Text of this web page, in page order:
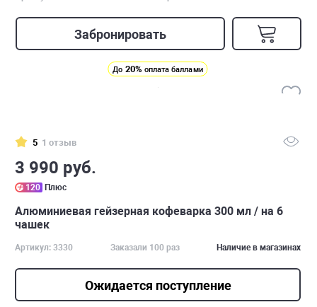
Забронировать
До 20% оплата баллами
5 1 отзыв
3 990 руб.
120 Плюс
Алюминиевая гейзерная кофеварка 300 мл / на 6
чашек
Артикул: 3330 Заказали 100 раз Наличие в магазинах
Ожидается поступление